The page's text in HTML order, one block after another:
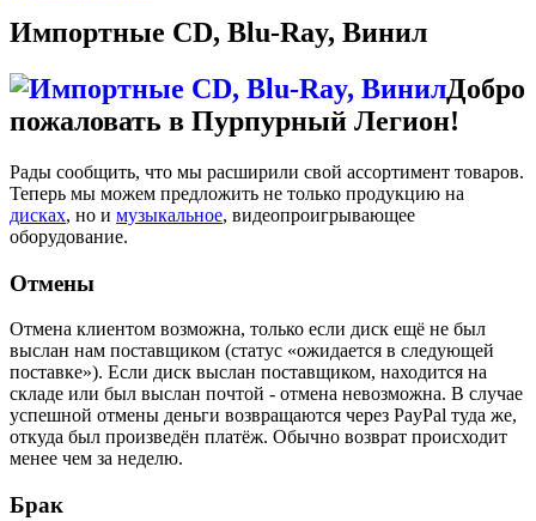
Импортные CD, Blu-Ray, Винил
Добро
пожаловать в Пурпурный Легион!
Рады сообщить, что мы расширили свой ассортимент товаров.
Теперь мы можем предложить не только продукцию на
дисках, но и музыкальное, видеопроигрывающее
оборудование.
Отмены
Отмена клиентом возможна, только если диск ещё не был
выслан нам поставщиком (статус «ожидается в следующей
поставке»). Если диск выслан поставщиком, находится на
складе или был выслан почтой - отмена невозможна. В случае
успешной отмены деньги возвращаются через PayPal туда же,
откуда был произведён платёж. Обычно возврат происходит
менее чем за неделю.
Брак